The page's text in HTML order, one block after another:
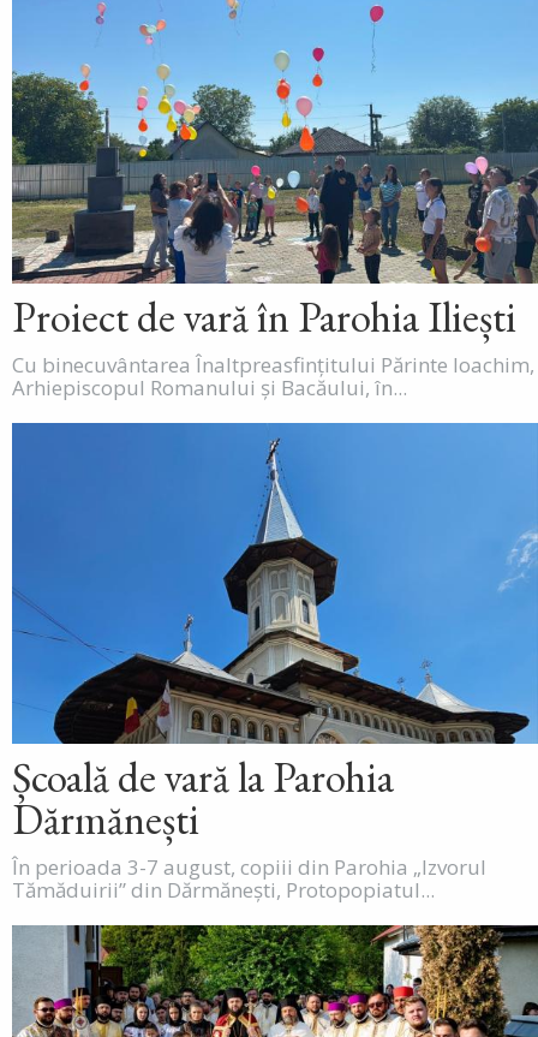
Proiect de vară în Parohia Iliești
Cu binecuvântarea Înaltpreasfințitului Părinte Ioachim,
Arhiepiscopul Romanului și Bacăului, în...
Școală de vară la Parohia
Dărmănești
În perioada 3-7 august, copiii din Parohia „Izvorul
Tămăduirii” din Dărmănești, Protopopiatul...